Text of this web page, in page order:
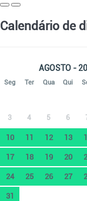
Calendário de
AGOSTO -
Seg Ter Qua Qui
3 4 5 6
10 11 12 13
17 18 19 20
24 25 26 27
31